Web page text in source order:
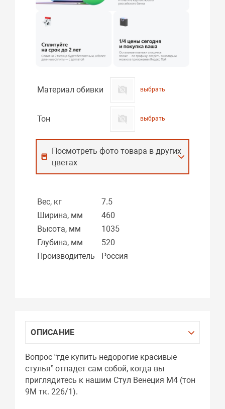
Материал обивки выбрать
Тон выбрать
Посмотреть фото товара в других
цветах
Вес, кг
7.5
Ширина, мм
460
Высота, мм
1035
Глубина, мм
520
Производитель
Россия
ОПИСАНИЕ
Вопрос “где купить недорогие красивые
стулья” отпадет сам собой, когда вы
приглядитесь к нашим Стул Венеция М4 (тон
9М тк. 226/1).